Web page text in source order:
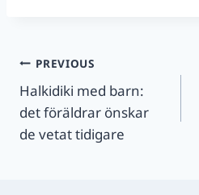
Post
navigation
PREVIOUS
Halkidiki med barn:
det föräldrar önskar
de vetat tidigare